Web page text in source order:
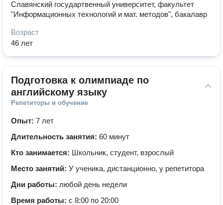
Славянский государтвенный университет, факультет
"Информационных технологий и мат. методов", бакалавр
Возраст
46 лет
Подготовка к олимпиаде по
английскому языку
Репетиторы и обучение
Опыт: 7 лет
Длительность занятия: 60 минут
Кто занимается: Школьник, студент, взрослый
Место занятий: У ученика, дистанционно, у репетитора
Дни работы: любой день недели
Время работы: с 8:00 по 20:00